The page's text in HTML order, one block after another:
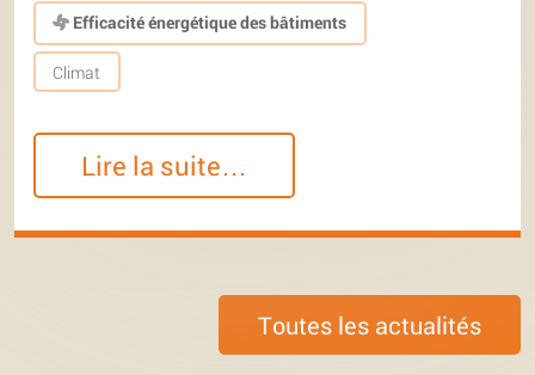
Efficacité énergétique des bâtiments
Climat
Lire la suite…
Toutes les actualités